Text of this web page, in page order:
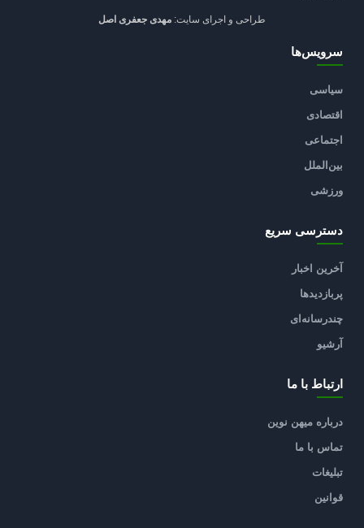
طراحی و اجرای سایت: مهدی جعفری اصل
سرویس‌ها
سیاسی
اقتصادی
اجتماعی
بین‌الملل
ورزشی
دسترسی سریع
آخرین اخبار
پربازدیدها
چندرسانه‌ای
آرشیو
ارتباط با ما
درباره میهن نوین
تماس با ما
تبلیغات
قوانین